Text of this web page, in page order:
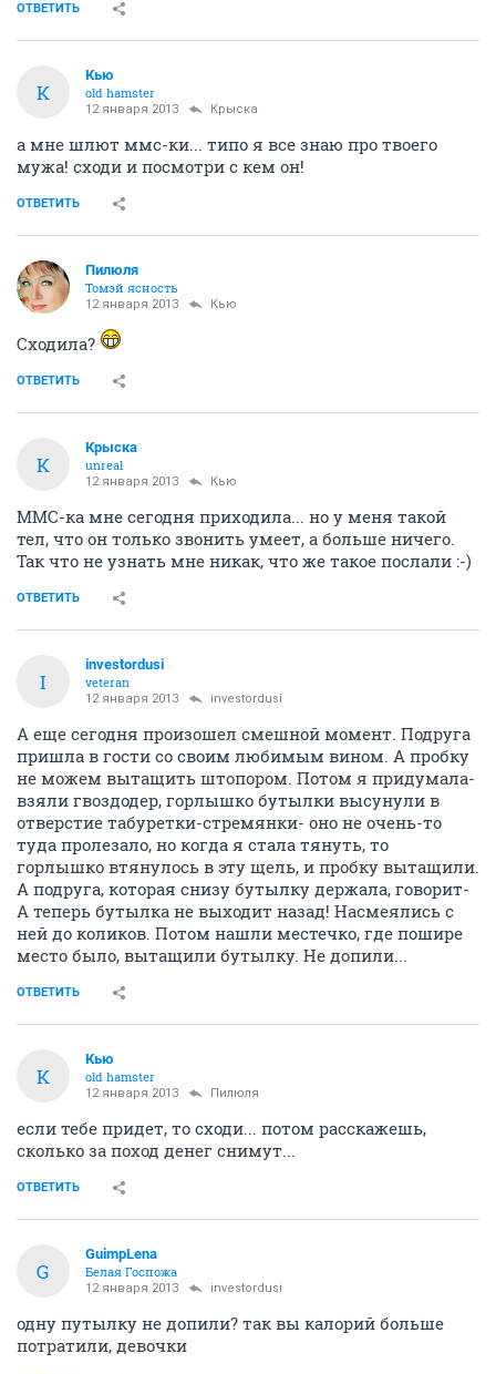
ОТВЕТИТЬ
К
Кью
old hamster
12 января 2013 Крыска
а мне шлют ммс-ки... типо я все знаю про твоего
мужа! сходи и посмотри с кем он!
ОТВЕТИТЬ
Пилюля
Томэй ясность
12 января 2013 Кью
Сходила?
ОТВЕТИТЬ
К
Крыска
unreal
12 января 2013 Кью
ММС-ка мне сегодня приходила... но у меня такой
тел, что он только звонить умеет, а больше ничего.
Так что не узнать мне никак, что же такое послали :-)
ОТВЕТИТЬ
I
investordusi
veteran
12 января 2013 investordusi
А еще сегодня произошел смешной момент. Подруга
пришла в гости со своим любимым вином. А пробку
не можем вытащить штопором. Потом я придумала-
взяли гвоздодер, горлышко бутылки высунули в
отверстие табуретки-стремянки- оно не очень-то
туда пролезало, но когда я стала тянуть, то
горлышко втянулось в эту щель, и пробку вытащили.
А подруга, которая снизу бутылку держала, говорит-
А теперь бутылка не выходит назад! Насмеялись с
ней до коликов. Потом нашли местечко, где пошире
место было, вытащили бутылку. Не допили...
ОТВЕТИТЬ
К
Кью
old hamster
12 января 2013 Пилюля
если тебе придет, то сходи... потом расскажешь,
сколько за поход денег снимут...
ОТВЕТИТЬ
G
GuimpLena
Белая Госпожа
12 января 2013 investordusi
одну путылку не допили? так вы калорий больше
потратили, девочки